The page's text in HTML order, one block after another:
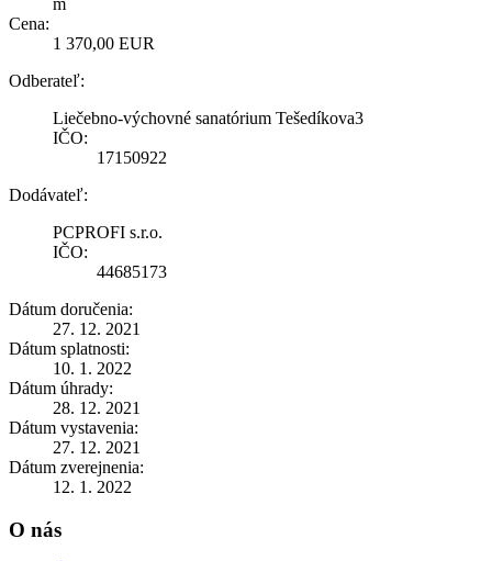
Cena:
1 370,00 EUR
Odberateľ:
Liečebno-výchovné sanatórium Tešedíkova3
IČO:
17150922
Dodávateľ:
PCPROFI s.r.o.
IČO:
44685173
Dátum doručenia:
27. 12. 2021
Dátum splatnosti:
10. 1. 2022
Dátum úhrady:
28. 12. 2021
Dátum vystavenia:
27. 12. 2021
Dátum zverejnenia:
12. 1. 2022
O nás